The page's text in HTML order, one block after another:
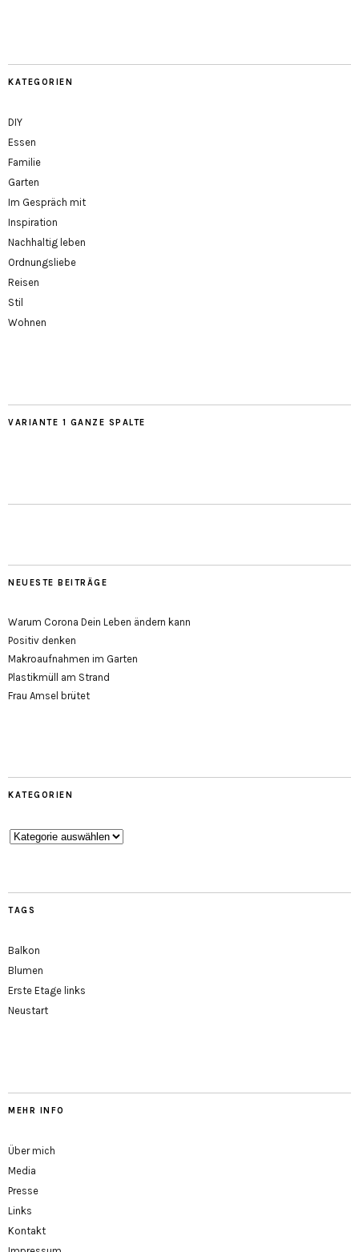
KATEGORIEN
DIY
Essen
Familie
Garten
Im Gespräch mit
Inspiration
Nachhaltig leben
Ordnungsliebe
Reisen
Stil
Wohnen
VARIANTE 1 GANZE SPALTE
NEUESTE BEITRÄGE
Warum Corona Dein Leben ändern kann
Positiv denken
Makroaufnahmen im Garten
Plastikmüll am Strand
Frau Amsel brütet
KATEGORIEN
Kategorien
TAGS
Balkon
Blumen
Erste Etage links
Neustart
MEHR INFO
Über mich
Media
Presse
Links
Kontakt